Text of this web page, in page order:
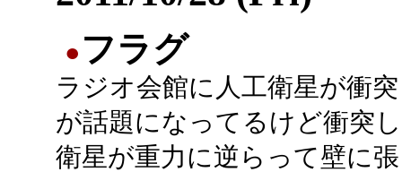
● フラグ
ラジオ会館に人工衛星が衝
が話題になってるけど衝突
衛星が重力に逆らって壁に